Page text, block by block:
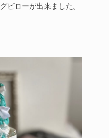
ローが出来ました。